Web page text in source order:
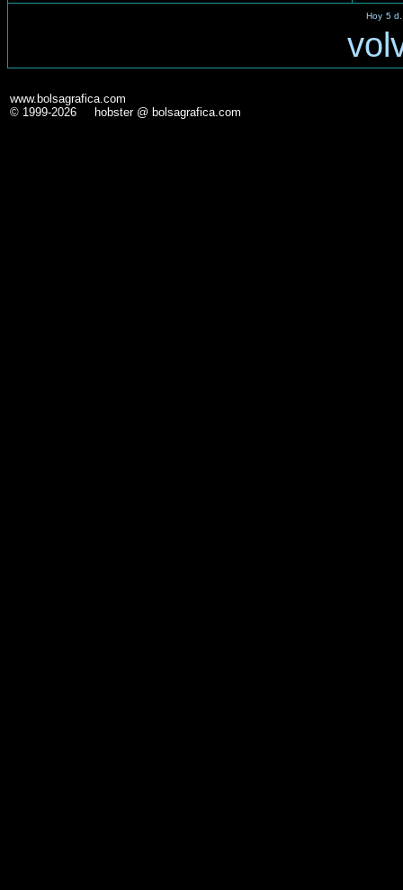
Hoy 5 d.
www.bolsagrafica.com
© 1999-2026 hobster @ bolsagrafica.com